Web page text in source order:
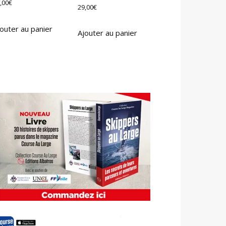
€
au panier
29,00€
Ajouter au panier